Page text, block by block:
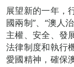
展望新的一年，
國兩制”、“澳人
主權、安全、發
法律制度和執行
愛國精神，確保